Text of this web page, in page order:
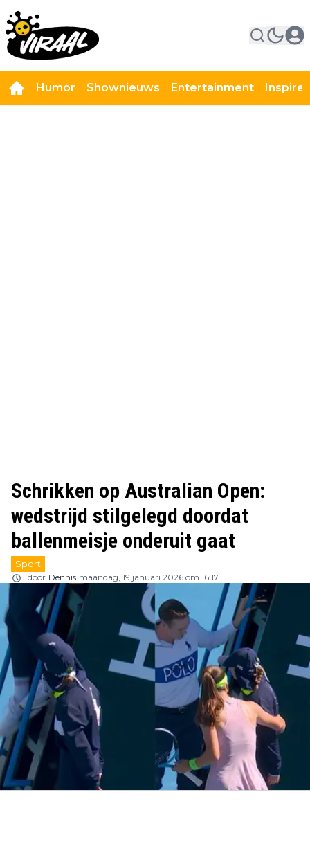
Humor Shownieuws Entertainment
Schrikken op Australian Open:
wedstrijd stilgelegd doordat
ballenmeisje onderuit gaat
Sport
door Dennis maandag, 19 januari 2026 om 16:17